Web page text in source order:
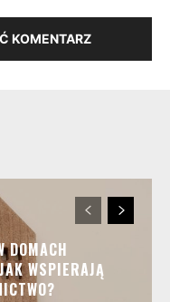
KOMENTARZ
DOMACH
WSPIERAJĄ